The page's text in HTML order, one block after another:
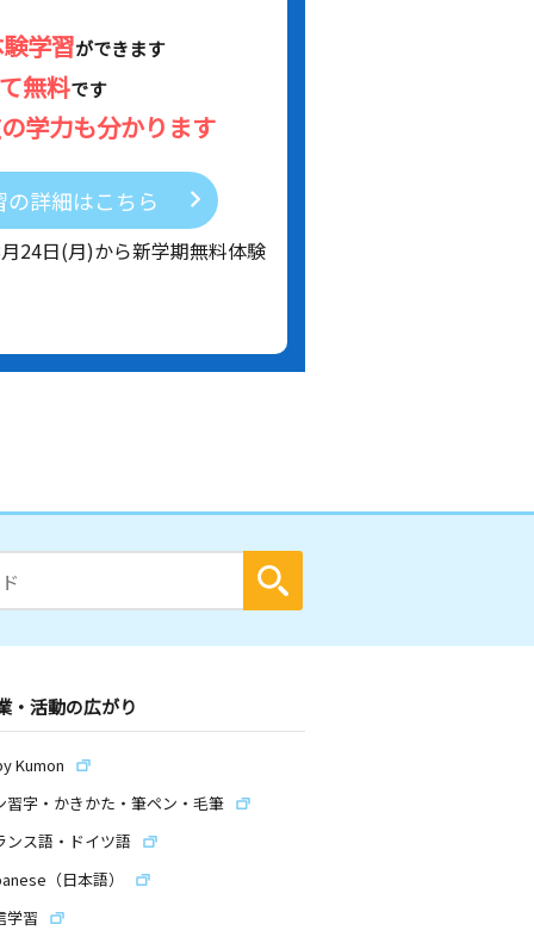
学習ができます
無料です
学力も分かります
詳細はこちら
24日(月)から新学期無料体験
・活動の広がり
Kumon
習字・かきかた・筆ペン・毛筆
ンス語・ドイツ語
（日本語）
学習